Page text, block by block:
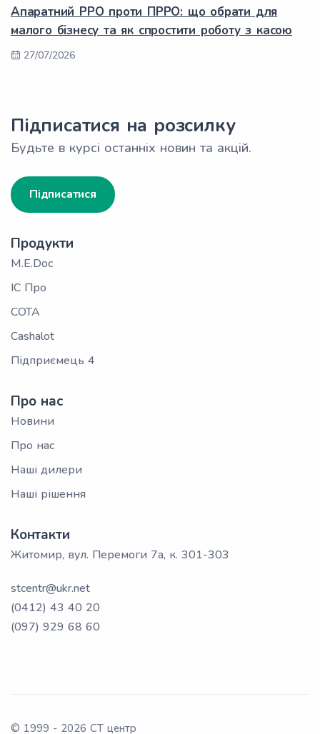
Апаратний РРО проти ПРРО: що обрати для
малого бізнесу та як спростити роботу з касою
27/07/2026
Підписатися на розсилку
Будьте в курсі останніх новин та акцій.
Підписатися
Продукти
M.E.Doc
ІС Про
СОТА
Cashalot
Підприємець 4
Про нас
Новини
Про нас
Наші дилери
Наші рішення
Контакти
Житомир, вул. Перемоги 7а, к. 301-303
stcentr@ukr.net
(0412) 43 40 20
(097) 929 68 60
© 1999 - 2026 СТ центр